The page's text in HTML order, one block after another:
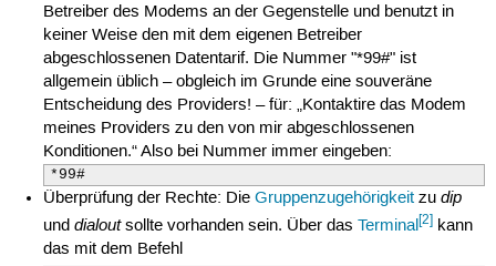
Betreiber des Modems an der Gegenstelle und benutzt in
keiner Weise den mit dem eigenen Betreiber
abgeschlossenen Datentarif. Die Nummer "*99#" ist
allgemein üblich – obgleich im Grunde eine souveräne
Entscheidung des Providers! – für: „Kontaktire das Modem
meines Providers zu den von mir abgeschlossenen
Konditionen.“ Also bei Nummer immer eingeben:
*99#
Überprüfung der Rechte: DieGruppenzugehörigkeit zudip
unddialoutsollte vorhanden sein. Über dasTerminal[2] kann
das mit dem Befehl